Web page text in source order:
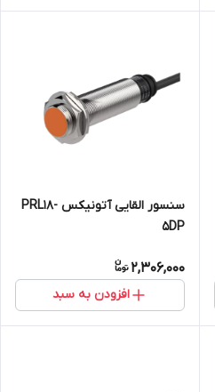
سنسور القایی آتونیکس PRL18-
5DP
2,306,000
افزودن به سبد